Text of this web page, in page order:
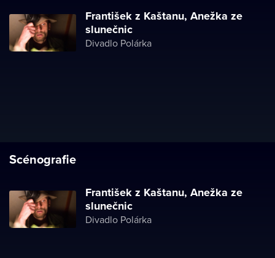
František z Kaštanu, Anežka ze
slunečnic
Divadlo Polárka
Scénografie
František z Kaštanu, Anežka ze
slunečnic
Divadlo Polárka